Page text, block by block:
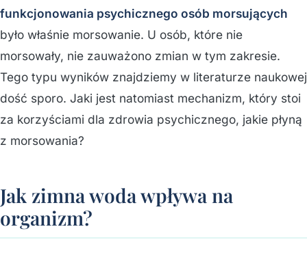
funkcjonowania psychicznego osób morsujących
było właśnie morsowanie. U osób, które nie
morsowały, nie zauważono zmian w tym zakresie.
Tego typu wyników znajdziemy w literaturze naukowej
dość sporo. Jaki jest natomiast mechanizm, który stoi
za korzyściami dla zdrowia psychicznego, jakie płyną
z morsowania?
Jak zimna woda wpływa na
organizm?